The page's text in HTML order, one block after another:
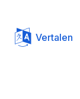
Vertalen